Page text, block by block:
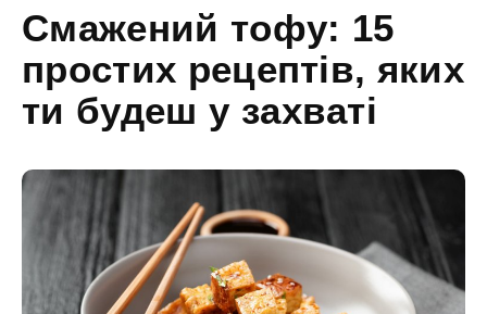
Смажений тофу: 15
простих рецептів, яких
ти будеш у захваті